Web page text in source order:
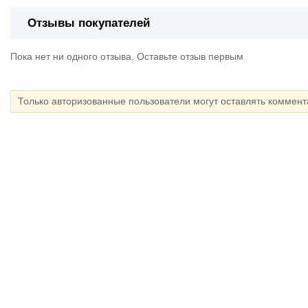
Отзывы покупателей
Пока нет ни одного отзыва. Оставьте отзыв первым
Только авторизованные пользователи могут оставлять